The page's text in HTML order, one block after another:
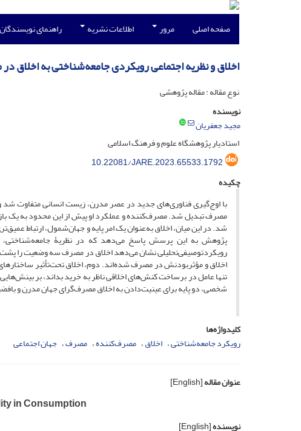
صفحه اصلی مرور اطلاعات نشریه راهنمای نویسندگان
اخلاق و نظریه اجتماعی رویکردی جامعه‌شناختی به اخلاق
نوع مقاله : مقاله پژوهشی
نویسنده
مجید جعفریان
استادیار پژوهشگاه علوم و فرهنگ اسلامی
10.22081/JARE.2023.65533.1792
چکیده
با اوج‌گیری فناوری‌های جدید در عصر مدرن، زیست انسانی متفاوت
مصرف تبدیل شد. مصرف‌کننده و عملکرد او پیش از این محدود به یک
شد. در این میان، اخلاق به‌عنوان یک امر پایه و جهان‌شمول، ارتباط
پژوهش به این پرسش پاسخ می‌دهد که در نظریۀ جامعه‌شناختی،
رویکردتوصیفی‌تحلیلی نشان می‌دهد اخلاق در مصرف سه وضعیت را
اخلاق و مؤثربودنش در مصرف شده‌اند. دوم، اخلاق تحت‌تأثیر ساختارهای
تنها عامل در برساخت کنش‌های اخلاقی ناظر به خرید بداند، بر
شخصی، دو پایه برای عینیت‌دادن به اخلاق مصرف‌گرای جهان مدرن و
کلیدواژه‌ها
رویکرد جامعه‌شناختی اخلاق مصرف‌کننده مصرف جهان اجتماعی
عنوان مقاله[English]
in Consumption
نویسنده[English]